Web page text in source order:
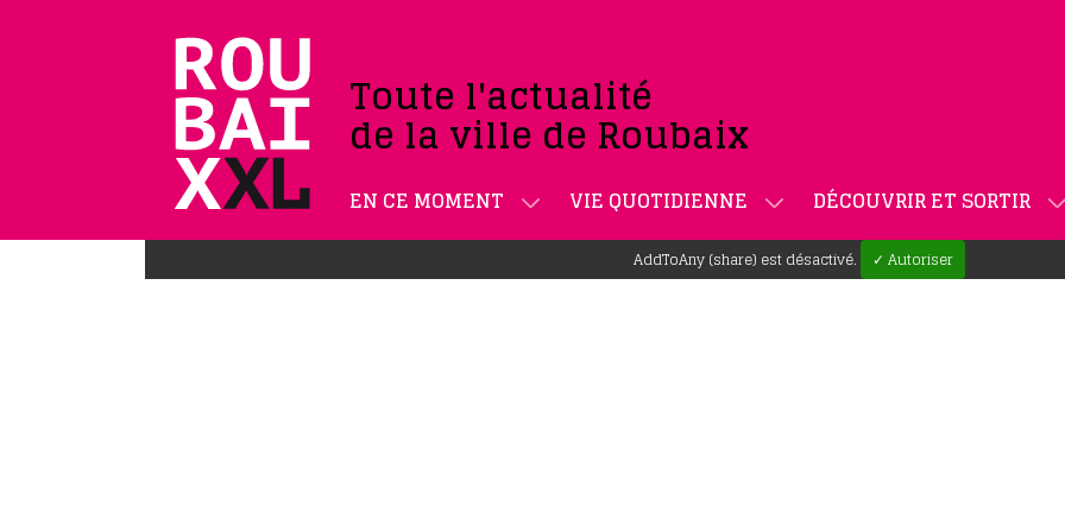
Toute l'actualité
de la ville de Roubaix
EN CE MOMENT VIE QUOTIDIENNE DÉCOUVRIR ET SORTIR
AddToAny (share) est désactivé. ✓ Autoriser